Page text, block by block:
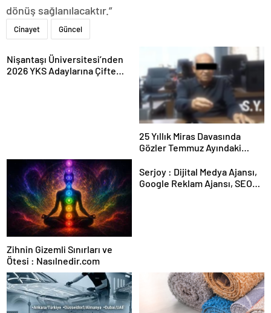
dönüş sağlanılacaktır.”
Cinayet Güncel
Nişantaşı Üniversitesi’nden
2026 YKS Adaylarına Çifte
25 Yıllık Miras Davasında
Gözler Temmuz Ayındaki
Zihnin Gizemli Sınırları ve
Ötesi : Nasılnedir.com
Serjoy : Dijital Medya Ajansı,
Google Reklam Ajansı, SEO